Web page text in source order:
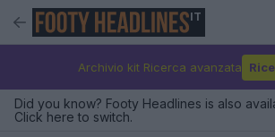
IT
Archivio kit Ricerca avanzata
Did you know? Footy Headlines is also
Click here to switch.